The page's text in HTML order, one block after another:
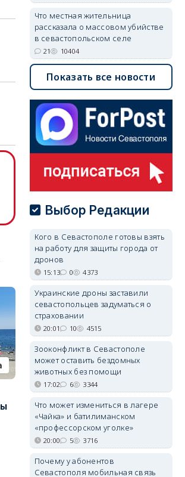
электроснабжение
Губернатор Севастополя
рассказал о перспективах
электроснабжения города
Энергетики, подчеркнул он,
делают практически
невозможное.
Что местная жительница
рассказала о массовом убийстве
в севастопольском селе
21 10404
Показать все новости
Выбор Редакции
Кого в Севастополе готовы взять
на работу для защиты города от
дронов
15:13 0 4373
Украинские дроны заставили
севастопольцев задуматься о
страховании
20:01 10 4515
Зооконфликт в Севастополе
может оставить бездомных
животных без помощи
17:02 6 3344
Что может измениться в лагере
«Чайка» и батилиманском
«профессорском уголке»
20:00 5 3716
Почему у абонентов
Севастополя мобильная связь